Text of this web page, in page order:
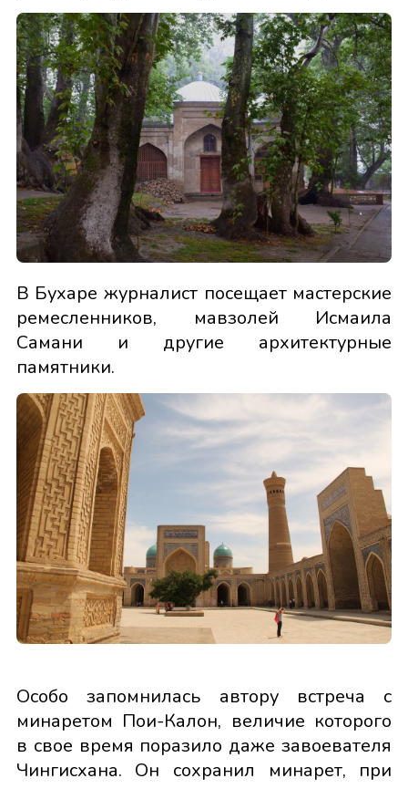
В Бухаре журналист посещает мастерские
ремесленников, мавзолей Исмаила
Самани и другие архитектурные
памятники.
Особо запомнилась автору встреча с
минаретом Пои-Калон, величие которого
в свое время поразило даже завоевателя
Чингисхана. Он сохранил минарет, при